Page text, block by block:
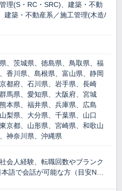
理(S・RC・SRC)、建築・不動
建築・不動産系／施工管理(木造/
、茨城県、徳島県、鳥取県、福
香川県、島根県、富山県、静岡
都府、石川県、岩手県、長崎
馬県、愛知県、大阪府、宮城
本県、福井県、兵庫県、広島
梨県、大分県、千葉県、山口
京都、山形県、宮崎県、和歌山
神奈川県、沖縄県
会人経験、転職回数やブランク
語で会話が可能な方（目安N…